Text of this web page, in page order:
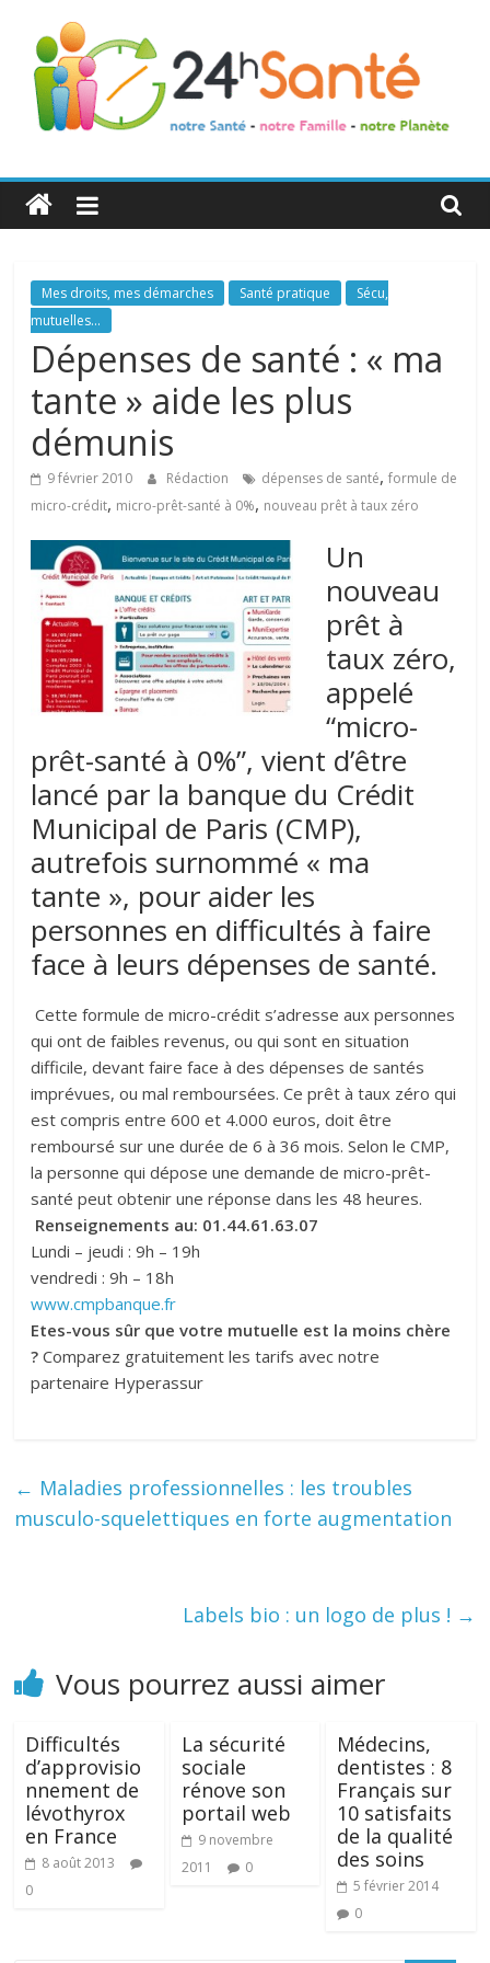
24h
Santé
La
santé
de
toute
famille
Mes droits, mes démarches Santé pratique
Sécu,
mutuelles...
Dépenses de santé : « ma
tante » aide les plus
démunis
9 février 2010 Rédaction dépenses de santé,formule de
micro-crédit, micro-prêt-santé à 0%, nouveau prêt à taux zéro
Un
nouveau
prêt à
taux zéro,
appelé
“micro-
prêt-santé à 0%”, vient d’être
lancé par la banque du Crédit
Municipal de Paris (CMP),
autrefois surnommé « ma
tante », pour aider les
personnes en difficultés à faire
face à leurs dépenses de santé.
Cette formule de micro-crédit s’adresse aux personnes
qui ont de faibles revenus, ou qui sont en situation
difficile, devant faire face à des dépenses de santés
imprévues, ou mal remboursées. Ce prêt à taux zéro qui
est compris entre 600 et 4.000 euros, doit être
remboursé sur une durée de 6 à 36 mois. Selon le CMP,
la personne qui dépose une demande de micro-prêt-
santé peut obtenir une réponse dans les 48 heures.
Renseignements au: 01.44.61.63.07
Lundi – jeudi : 9h – 19h
vendredi : 9h – 18h
www.cmpbanque.fr
Etes-vous sûr que votre mutuelle est la moins chère
? Comparez gratuitement les tarifs avec notre
partenaire Hyperassur
← Maladies professionnelles : les troubles
musculo-squelettiques en forte augmentation
Labels bio : un logo de plus ! →
Vous pourrez aussi aimer
Difficultés
d’approvisio
nnement de
lévothyrox
en France
8 août 2013
0
La sécurité
sociale
rénove son
portail web
9 novembre
2011
0
Médecins,
dentistes : 8
Français sur
10 satisfaits
de la qualité
des soins
5 février 2014
0